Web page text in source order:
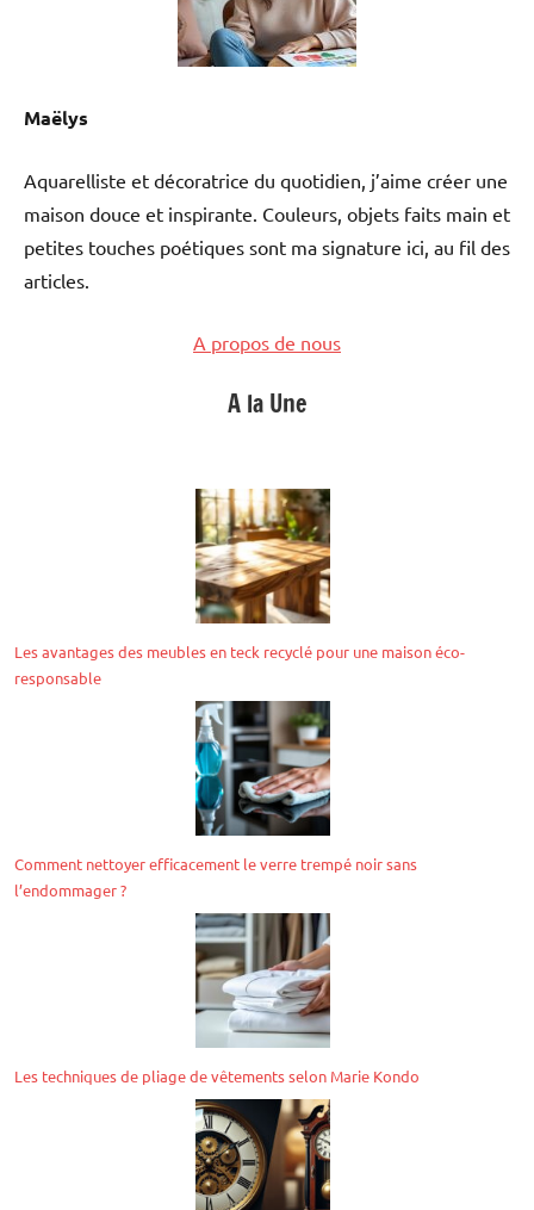
Maëlys
Aquarelliste et décoratrice du quotidien, j’aime créer une
maison douce et inspirante. Couleurs, objets faits main et
petites touches poétiques sont ma signature ici, au fil des
articles.
A propos de nous
A la Une
Les avantages des meubles en teck recyclé pour une maison éco-
responsable
Comment nettoyer efficacement le verre trempé noir sans
l’endommager ?
Les techniques de pliage de vêtements selon Marie Kondo